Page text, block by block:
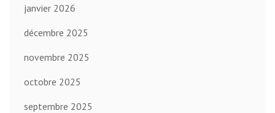
janvier 2026
décembre 2025
novembre 2025
octobre 2025
septembre 2025